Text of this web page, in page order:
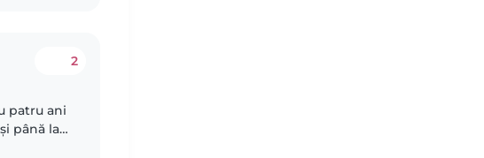
2
patru ani
până la